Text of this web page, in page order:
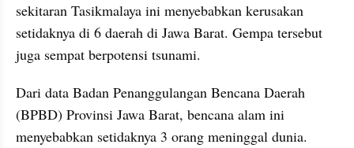
sekitaran Tasikmalaya ini menyebabkan kerusakan
setidaknya di 6 daerah di Jawa Barat. Gempa tersebut
juga sempat berpotensi tsunami.
Dari data Badan Penanggulangan Bencana Daerah
(BPBD) Provinsi Jawa Barat, bencana alam ini
menyebabkan setidaknya 3 orang meninggal dunia.